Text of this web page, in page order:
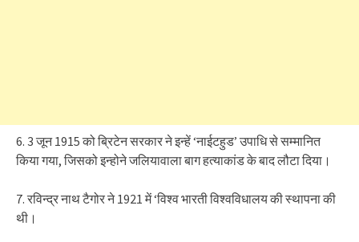
6. 3 जून 1915 को ब्रिटेन सरकार ने इन्हें ‘नाईटहुड’ उपाधि से सम्मानित
किया गया, जिसको इन्होने जलियावाला बाग हत्याकांड के बाद लौटा दिया।
7. रविन्द्र नाथ टैगोर ने 1921 में ‘विश्व भारती विश्वविधालय की स्थापना की
थी।